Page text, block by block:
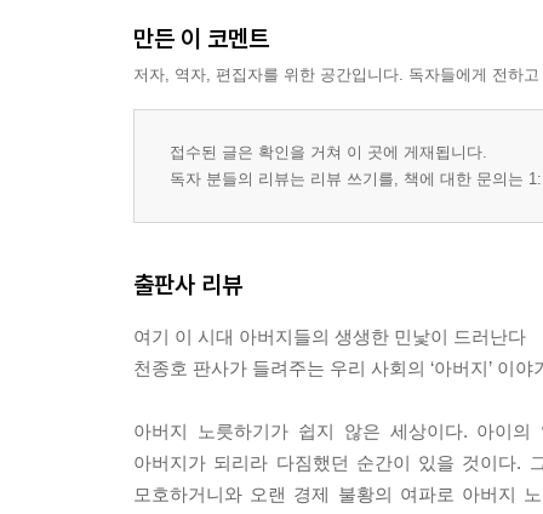
만든 이 코멘트
저자, 역자, 편집자를 위한 공간입니다. 독자들에게 전하
접수된 글은 확인을 거쳐 이 곳에 게재됩니다.
독자 분들의 리뷰는 리뷰 쓰기를, 책에 대한 문의는
출판사 리뷰
여기 이 시대 아버지들의 생생한 민낯이 드러난다
천종호 판사가 들려주는 우리 사회의 ‘아버지’ 이야
아버지 노릇하기가 쉽지 않은 세상이다. 아이
아버지가 되리라 다짐했던 순간이 있을 것이다.
모호하거니와 오랜 경제 불황의 여파로 아버지